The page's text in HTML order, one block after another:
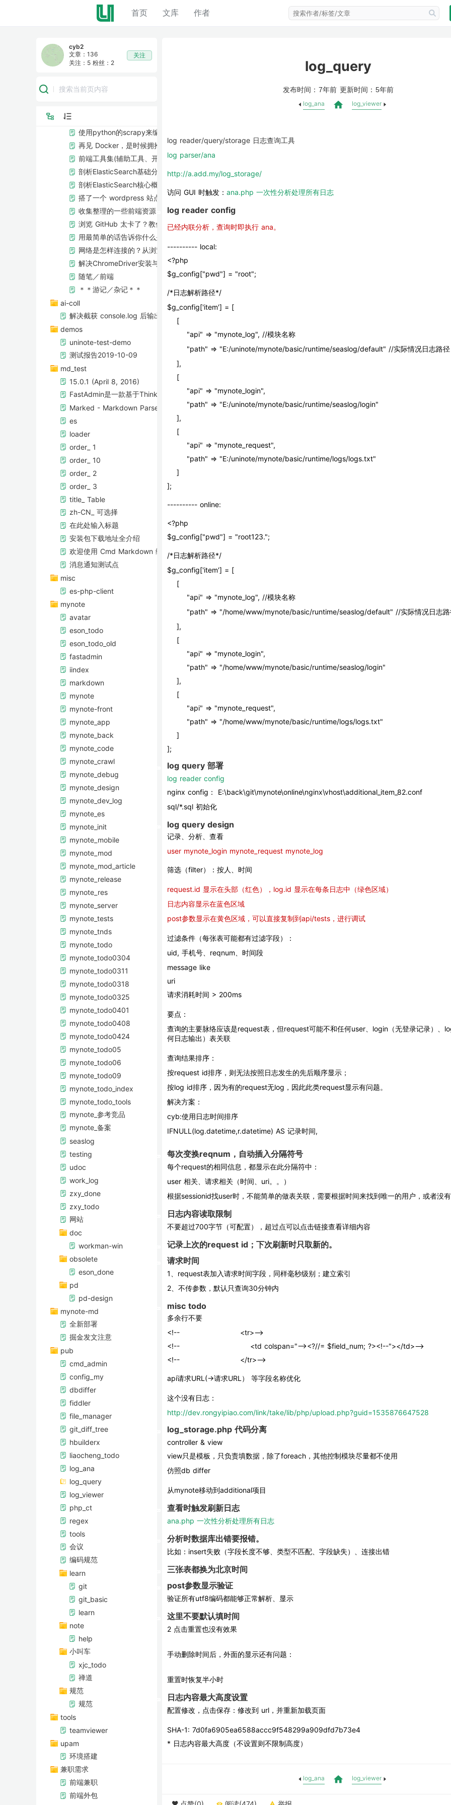
首页 文库 作者
首页 文库 作者
cyb2
文章：136
关注：5 粉丝：2
关注
ElasticSearch安装教程
Kali Linux安装教程
Linux设置虚拟内存教学和实战
init
使用python的scrapy来编写一个爬虫
再见 Docker，是时候拥抱下一代容器工具了
前端工具集(辅助工具、开发工具、技术栈、学习网站)
剖析ElasticSearch基础分布式架构
剖析ElasticSearch核心概念，NRT，索引，分片，副本等
搭了一个 wordpress 站点
收集整理的一些前端资源
浏览 GitHub 太卡了？教你两招！
用最简单的话告诉你什么是ElasticSearch
网络是怎样连接的？从浏览器输入URL开始
解决ChromeDriver安装与配置问题
随笔／前端
＊＊游记／杂记＊＊
ai-coll
解决截获 console.log 后输出位置错误的问题
demos
uninote-test-demo
测试报告2019-10-09
md_test
15.0.1 (April 8, 2016)
FastAdmin是一款基于ThinkPHP5+Bootstrap的极速后台开发框架。
Marked - Markdown Parser
es
loader
order_ 1
order_ 10
order_ 2
order_ 3
title_ Table
zh-CN_ 可选择
在此处输入标题
安装包下载地址全介绍
欢迎使用 Cmd Markdown 编辑阅读器
消息通知测试点
misc
es-php-client
mynote
avatar
eson_todo
eson_todo_old
fastadmin
iindex
markdown
mynote
mynote-front
mynote_app
mynote_back
mynote_code
mynote_crawl
mynote_debug
mynote_design
mynote_dev_log
mynote_es
mynote_init
mynote_mobile
mynote_mod
mynote_mod_article
mynote_release
mynote_res
mynote_server
mynote_tests
mynote_tnds
mynote_todo
mynote_todo0304
mynote_todo0311
mynote_todo0318
mynote_todo0325
mynote_todo0401
mynote_todo0408
mynote_todo0424
mynote_todo05
mynote_todo06
mynote_todo09
mynote_todo_index
mynote_todo_tools
mynote_参考竞品
mynote_备案
seaslog
testing
udoc
work_log
zxy_done
zxy_todo
网站
doc
workman-win
obsolete
eson_done
pd
pd-design
mynote-md
全新部署
掘金发文注意
pub
cmd_admin
config_my
dbdiffer
fiddler
file_manager
git_diff_tree
hbuilderx
liaocheng_todo
log_ana
log_query
log_viewer
php_ct
regex
tools
会议
编码规范
learn
git
git_basic
learn
note
help
小叫车
xjc_todo
禅道
规范
规范
tools
teamviewer
upam
环境搭建
兼职需求
前端兼职
前端外包
log_query
发布时间： 7年前 更新时间： 5年前
log_ana log_viewer
log reader/query/storage 日志查询工具
log parser/ana
http://a.add.my/log_storage/
访问 GUI 时触发： ana.php 一次性分析处理所有日志
log reader config
已经内联分析，查询时即执行 ana。
---------- local:
<?php
$g_config["pwd"] = "root";
/*日志解析路径*/
$g_config['item'] = [
    [
        "api" => "mynote_log", //模块名称
        "path" => "E:/uninote/mynote/basic/runtime/seaslog/default" //实际情况日志路径
    ],
    [
        "api" => "mynote_login",
        "path" => "E:/uninote/mynote/basic/runtime/seaslog/login"
    ],
    [
        "api" => "mynote_request",
        "path" => "E:/uninote/mynote/basic/runtime/logs/logs.txt"
    ]
];
---------- online:
<?php
$g_config["pwd"] = "root123.";
/*日志解析路径*/
$g_config['item'] = [
    [
        "api" => "mynote_log", //模块名称
"path" => "/home/www/mynote/basic/runtime/seaslog/default" //实际情况日志
    ],
    [
        "api" => "mynote_login",
        "path" => "/home/www/mynote/basic/runtime/seaslog/login"
    ],
    [
        "api" => "mynote_request",
        "path" => "/home/www/mynote/basic/runtime/logs/logs.txt"
    ]
];
log query 部署
log reader config
nginx config： E:\back\git\mynote\online\nginx\vhost\additional_item_82.conf
sql/*.sql 初始化
log query design
记录、分析、查看
user mynote_login mynote_request mynote_log
筛选（filter）：按人、时间
request.id 显示在头部（红色），log.id 显示在每条日志中（绿色区域）
日志内容显示在蓝色区域
post参数显示在黄色区域，可以直接复制到api/tests，进行调试
过滤条件（每张表可能都有过滤字段）：
uid, 手机号、reqnum、时间段
message like
uri
请求消耗时间 > 200ms
要点：
查询的主要脉络应该是request表，但request可能不和任何user、login（无登录记录）、
何日志输出）表关联
查询结果排序：
按request id排序，则无法按照日志发生的先后顺序显示；
按log id排序，因为有的request无log，因此此类request显示有问题。
解决方案：
cyb:使用日志时间排序
IFNULL(log.datetime,r.datetime) AS 记录时间,
每次变换reqnum，自动插入分隔符号
每个request的相同信息，都显示在此分隔符中：
user 相关、请求相关（时间、uri。。）
根据sessionid找user时，不能简单的做表关联，需要根据时间来找到唯一的用户，或者没
日志内容读取限制
不要超过700字节（可配置），超过点可以点击链接查看详细内容
记录上次的request id；下次刷新时只取新的。
请求时间
1、request表加入请求时间字段，同样毫秒级别；建立索引
2、不传参数，默认只查询30分钟内
misc todo
多余行不要
<!--                        <tr>-->
<!--                            <td colspan="--><?//= $field_num; ?><!--"></td>-->
<!--                        </tr>-->
api请求URL(->请求URL） 等字段名称优化
这个没有日志：
http://dev.rongyipiao.com/link/take/lib/php/upload.php?guid=1535876647528
log_storage.php 代码分离
controller & view
view只是模板，只负责填数据，除了foreach，其他控制模块尽量都不使用
仿照db differ
从mynote移动到additional项目
查看时触发刷新日志
ana.php 一次性分析处理所有日志
分析时数据库出错要报错。
比如：insert失败（字段长度不够、类型不匹配、字段缺失）、连接出错
三张表都换为北京时间
post参数显示验证
验证所有utf8编码都能够正常解析、显示
这里不要默认填时间
2 点击重置也没有效果
手动删除时间后，外面的显示还有问题：
重置时恢复半小时
日志内容最大高度设置
配置修改，点击保存：修改到 url ，并重新加载页面
SHA-1: 7d0fa6905ea6588accc9f548299a909dfd7b73e4
* 日志内容最大高度（不设置则不限制高度）
log_ana log_viewer